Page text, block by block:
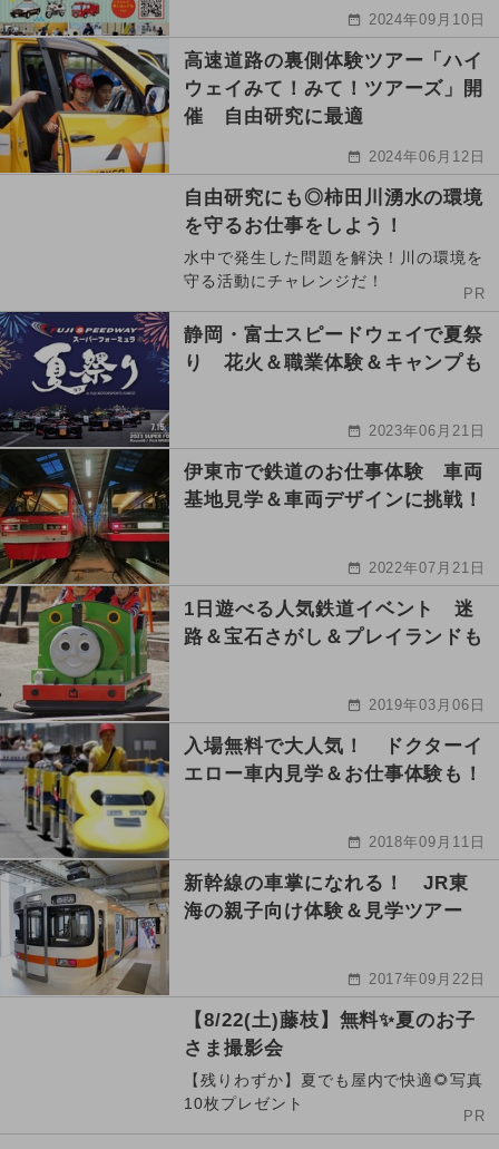
2024年09月10日
高速道路の裏側体験ツアー「ハイ
ウェイみて！みて！ツアーズ」開
催 自由研究に最適
2024年06月12日
自由研究にも◎柿田川湧水の環境
を守るお仕事をしよう！
水中で発生した問題を解決！川の環境を
守る活動にチャレンジだ！
PR
静岡・富士スピードウェイで夏祭
り 花火＆職業体験＆キャンプも
2023年06月21日
伊東市で鉄道のお仕事体験 車両
基地見学＆車両デザインに挑戦！
2022年07月21日
1日遊べる人気鉄道イベント 迷
路＆宝石さがし＆プレイランドも
2019年03月06日
入場無料で大人気！ ドクターイ
エロー車内見学＆お仕事体験も！
2018年09月11日
新幹線の車掌になれる！ JR東
海の親子向け体験＆見学ツアー
2017年09月22日
【8/22(土)藤枝】無料✨夏のお子
さま撮影会
【残りわずか】夏でも屋内で快適🌻写真
10枚プレゼント
PR